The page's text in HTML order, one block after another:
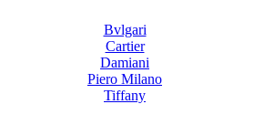
Bvlgari
Cartier
Damiani
Piero Milano
Tiffany